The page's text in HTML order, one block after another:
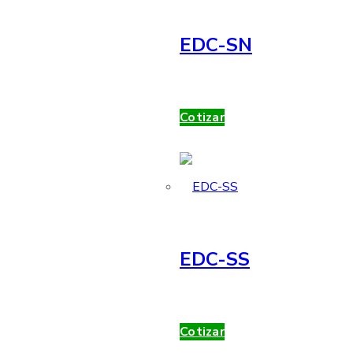
EDC-SN
Cotizar
EDC-SS
Cotizar